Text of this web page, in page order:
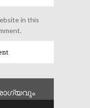
in this